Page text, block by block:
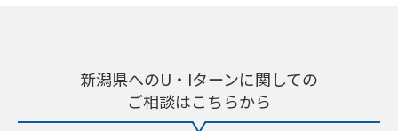
新潟県へのU・Iターンに関しての
ご相談はこちらから